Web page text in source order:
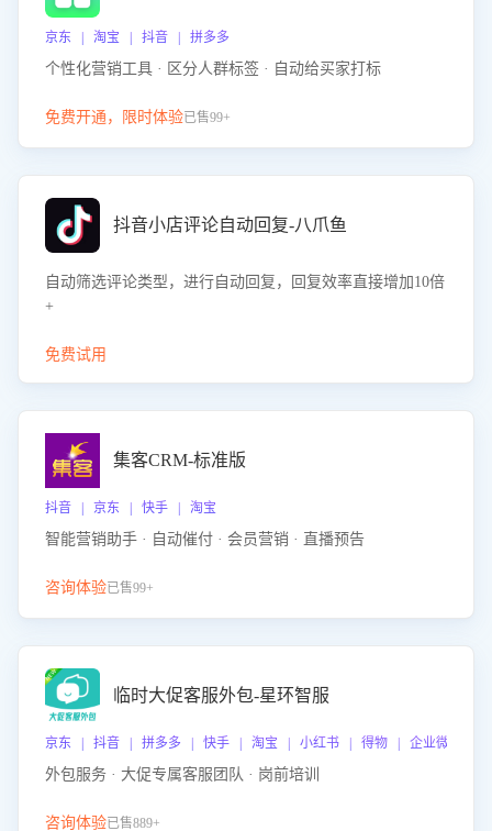
京东 | 淘宝 | 抖音 | 拼多多
个性化营销工具 · 区分人群标签 · 自动给买家打标
免费开通，限时体验已售99+
抖音小店评论自动回复-八爪鱼
自动筛选评论类型，进行自动回复，回复效率直接增加10倍
+
免费试用
集客CRM-标准版
抖音 | 京东 | 快手 | 淘宝
智能营销助手 · 自动催付 · 会员营销 · 直播预告
咨询体验已售99+
临时大促客服外包-星环智服
京东 | 抖音 | 拼多多 | 快手 | 淘宝 | 小红书 | 得物 | 企业微信
外包服务 · 大促专属客服团队 · 岗前培训
咨询体验已售889+